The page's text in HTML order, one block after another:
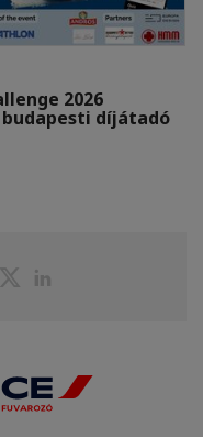
2026
díjátadó
ShareShare